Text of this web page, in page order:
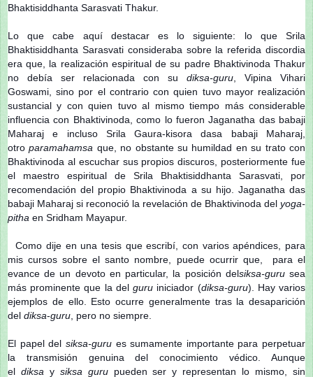
Bhaktisiddhanta Sarasvati Thakur.
Lo que cabe aquí destacar es lo siguiente: lo que Srila
Bhaktisiddhanta Sarasvati consideraba sobre la referida discordia
era que, la realización espiritual de su padre Bhaktivinoda Thakur
no debía ser relacionada con su diksa-guru , Vipina Vihari
Goswami, sino por el contrario con quien tuvo mayor realización
sustancial y con quien tuvo al mismo tiempo más considerable
influencia con Bhaktivinoda, como lo fueron Jaganatha das babaji
Maharaj e incluso Srila Gaura-kisora dasa babaji Maharaj,
otroparamahamsa que, no obstante su humildad en su trato con
Bhaktivinoda al escuchar sus propios discuros, posteriormente fue
el maestro espiritual de Srila Bhaktisiddhanta Sarasvati, por
recomendación del propio Bhaktivinoda a su hijo. Jaganatha das
babaji Maharaj si reconoció la revelación de Bhaktivinoda del yoga-
pitha en Sridham Mayapur.
Como dije en una tesis que escribí, con varios apéndices, para
mis cursos sobre el santo nombre, puede ocurrir que, para el
evance de un devoto en particular, la posición delsiksa-gurusea
más prominente que la delguru iniciador (diksa-guru). Hay varios
ejemplos de ello. Esto ocurre generalmente tras la desaparición
del diksa-guru , pero no siempre.
El papel del siksa-gurues sumamente importante para perpetuar
la transmisión genuina del conocimiento védico. Aunque
el diksa y siksa gurupueden ser y representan lo mismo, sin